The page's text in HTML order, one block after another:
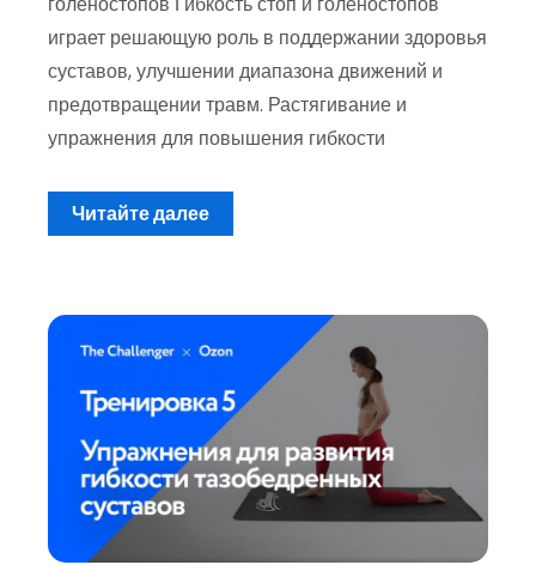
играет решающую роль в поддержании здоровья
суставов, улучшении диапазона движений и
предотвращении травм. Растягивание и
упражнения для повышения гибкости
Читайте далее